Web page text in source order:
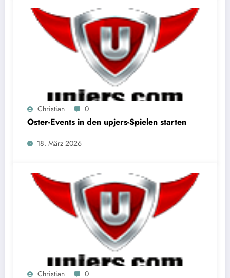
Christian 0
Oster-Events in den upjers-Spielen starten
18. März 2026
Christian 0